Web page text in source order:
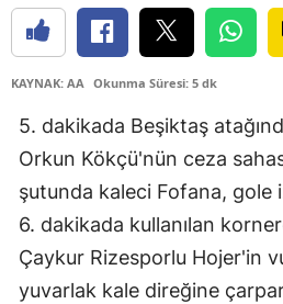
KAYNAK: AA Okunma Süresi: 5 dk
5. dakikada Beşiktaş
Orkun Kökçü'nün ceza
şutunda kaleci Fofana, gole
6. dakikada kullanılan
Çaykur Rizesporlu Hojer'in
yuvarlak kale direğine